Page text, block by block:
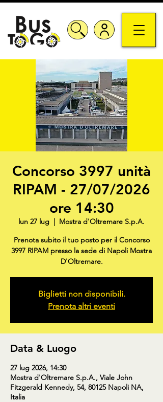
Concorso 3997 unità
RIPAM - 27/07/2026
ore 14:30
lun 27 lug
  |
Mostra d'Oltremare S.p.A.
Prenota subito il tuo posto per il Concorso
3997 RIPAM presso la sede di Napoli Mostra
D'Oltremare.
Biglietti non disponibili.
Prenota altri eventi
Data & Luogo
27 lug 2026, 14:30
Mostra d'Oltremare S.p.A., Viale John
Fitzgerald Kennedy, 54, 80125 Napoli NA,
Italia